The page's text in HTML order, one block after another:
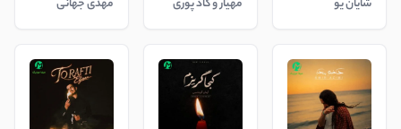
شایان یو مهیار و گاد پوری مهدی جهانی